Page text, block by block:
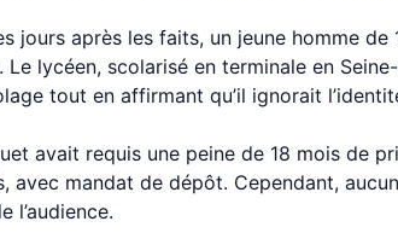
jours après les faits, un jeune homme
Le lycéen, scolarisé en terminale en
tout en affirmant qu’il ignorait
avait requis une peine de 18 mois de
avec mandat de dépôt. Cependant,
l’audience.